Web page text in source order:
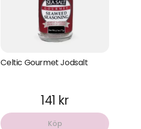
Celtic Gourmet Jodsalt
141 kr
Köp